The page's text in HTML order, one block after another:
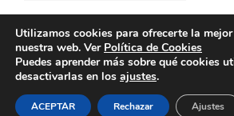
© 2026 wasabidelnorte.es -
Legal-Política de
Utilizamos cookies para ofrecerte la
nuestra web. Ver Política de Cookies
Puedes aprender más sobre qué cookies
desactivarlas en los ajustes.
ACEPTAR Rechazar Ajustes